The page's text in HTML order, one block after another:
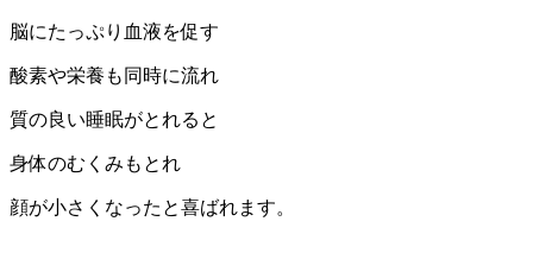
脳にたっぷり血液を促す
酸素や栄養も同時に流れ
質の良い睡眠がとれると
身体のむくみもとれ
顔が小さくなったと喜ばれます。